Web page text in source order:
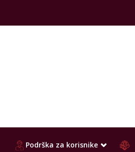
Podrška za korisnike